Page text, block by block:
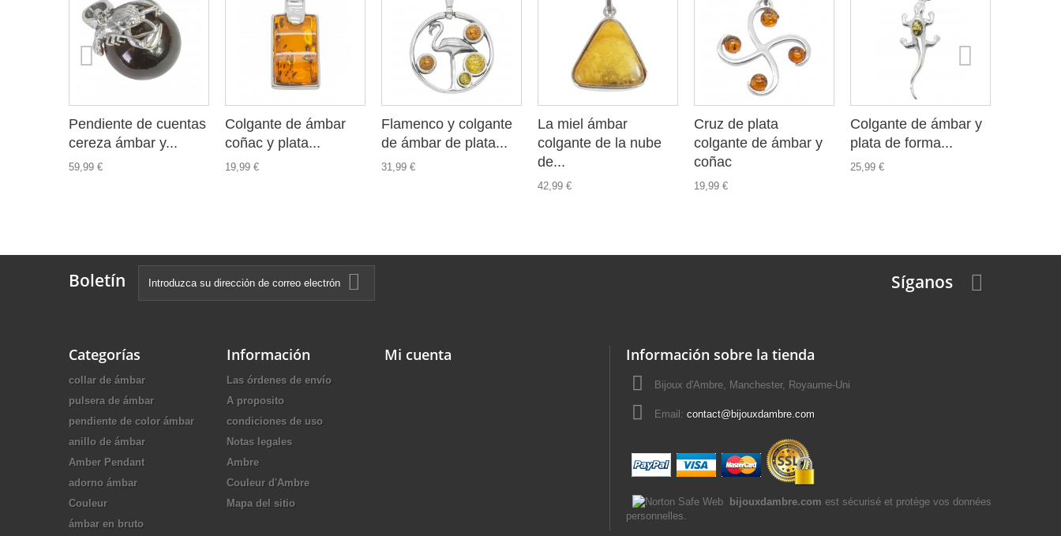
Pendiente de cuentas
cereza ámbar y...
59,99 €
Colgante de ámbar
coñac y plata...
19,99 €
Flamenco y colgante
de ámbar de plata...
31,99 €
La miel ámbar
colgante de la nube
de...
42,99 €
Cruz de plata
colgante de ámbar y
coñac
19,99 €
Colgante de ámbar y
plata de forma...
25,99 €
Boletín Síganos
Categorías
collar de ámbar
pulsera de ámbar
pendiente de color ámbar
anillo de ámbar
Amber Pendant
adorno ámbar
Couleur
ámbar en bruto
Información
Las órdenes de envío
A proposito
condiciones de uso
Notas legales
Ambre
Couleur d'Ambre
Mapa del sitio
Mi cuenta Información sobre la tienda
Bijoux d'Ambre, Manchester, Royaume-Uni
Email: contact@bijouxdambre.com
bijouxdambre.com est sécurisé et protège vos données
personnelles.